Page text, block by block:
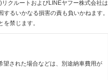
クルートおよびLINEヤフー株式会社は
るいかなる損害の責も負いかねます。
禁じます。
された場合などは、別途納車費用が